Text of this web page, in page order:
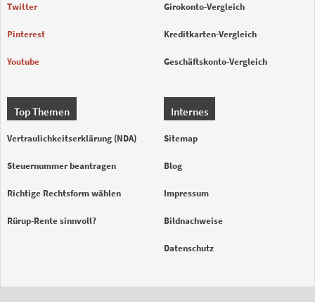
Twitter
Pinterest
Youtube
Girokonto-Vergleich
Kreditkarten-Vergleich
Geschäftskonto-Vergleich
Top Themen
Vertraulichkeitserklärung (NDA)
Steuernummer beantragen
Richtige Rechtsform wählen
Rürup-Rente sinnvoll?
Internes
Sitemap
Blog
Impressum
Bildnachweise
Datenschutz